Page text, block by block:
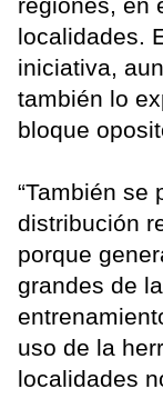
localidades.
iniciativa,
también lo
bloque
“También se
distribución
porque
grandes de
uso de la
localidades